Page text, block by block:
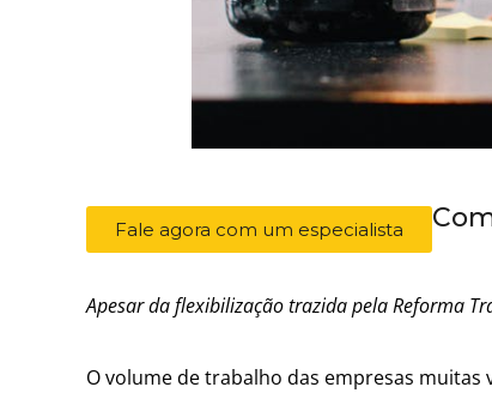
Fale agora com um especialista
Apesar da flexibilização trazida pela Reforma
O volume de trabalho das empresas